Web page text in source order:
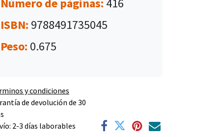
Número de páginas: 416
ISBN: 9788491735045
Peso: 0.675
y condiciones
de devolución de 30
2-3 días laborables